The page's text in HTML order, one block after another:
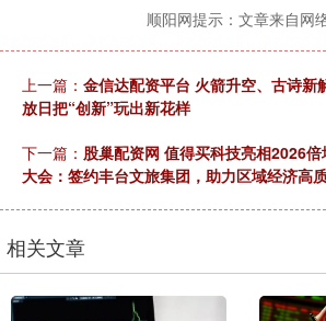
顺阳网提示：文章来自网
上一篇： 金信达配资平台 火箭升空、古诗新
放日把“创新”玩出新花样
下一篇： 股巢配资网 值得买科技亮相2026
大会：签约丰台文旅集团，助力区域经济高
相关文章